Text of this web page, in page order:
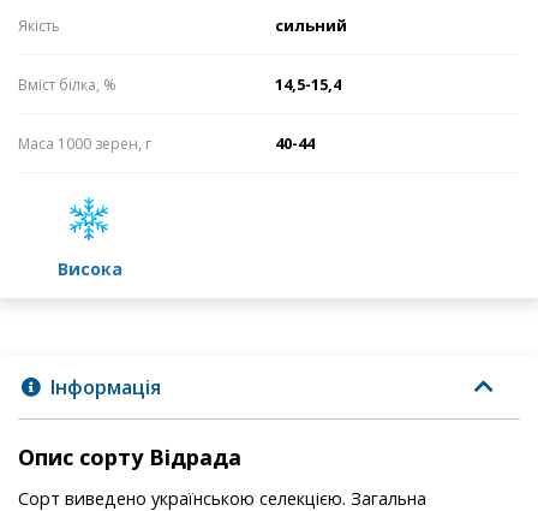
Якість сильний
Вміст білка, % 14,5-15,4
Маса 1000 зерен, г 40-44
високa
Інформація
Опис сорту Відрада
Сорт виведено українською селекцією. Загальна